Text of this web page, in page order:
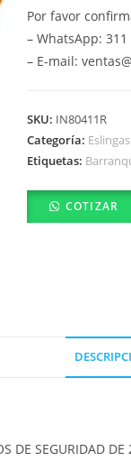
Por favor
– WhatsApp: 311
– E-mail:
SKU: IN80411R
Categoría: Eslingas
Etiquetas:
COTIZAR
DE